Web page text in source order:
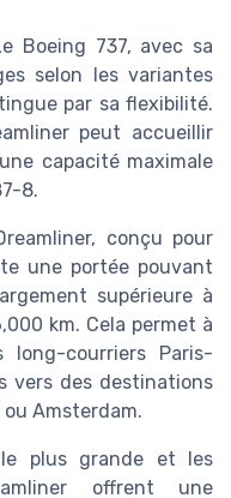
Boeing 737, avec sa
selon les variantes
par sa flexibilité.
peut accueillir
capacité maximale
8.
conçu pour
une portée pouvant
supérieure à
km. Cela permet à
long-courriers Paris-
vers des destinations
Amsterdam.
plus grande et les
offrent une